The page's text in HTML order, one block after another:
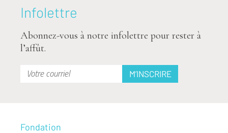
Infolettre
Abonnez-vous à notre infolettre pour rester à
l’affût.
Fondation